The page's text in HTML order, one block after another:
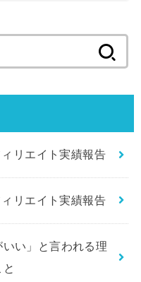
リエイト実績報告
リエイト実績報告
いい」と言われる理